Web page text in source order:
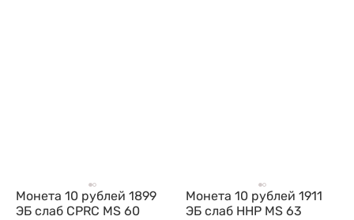
Монета 10 рублей 1899
ЭБ слаб CPRC MS 60
Монета 10 рублей 1911
ЭБ слаб ННР MS 63